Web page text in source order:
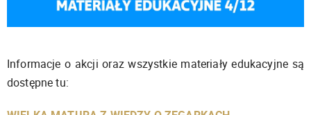
Informacje o akcji oraz wszystkie materiały edukacyjne są
dostępne tu: